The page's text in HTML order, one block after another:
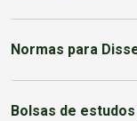
Normas para
Bolsas de